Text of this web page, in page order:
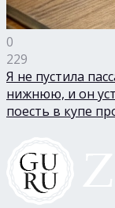
0
229
Я не пустила
нижнюю, и он
поесть в купе